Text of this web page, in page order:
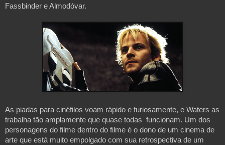
Fassbinder e Almodóvar.
As piadas para cinéfilos voam rápido e furiosamente, e Waters as
trabalha tão amplamente que quase todas funcionam. Um dos
personagens do filme dentro do filme é o dono de um cinema de
arte que está muito empolgado com sua retrospectiva de um